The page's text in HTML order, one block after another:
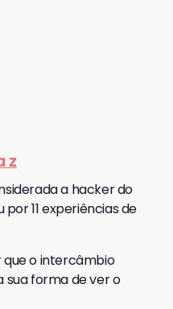
z
a hacker do
11 experiências de
que o intercâmbio
sua forma de ver o